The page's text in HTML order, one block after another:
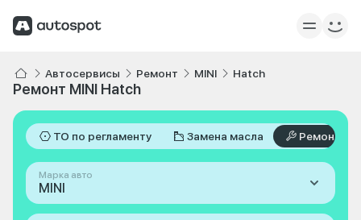
Автосервисы Ремонт MINI Hatch
Ремонт MINI Hatch
ТО по регламенту Замена масла Ремонт
Марка авто
MINI